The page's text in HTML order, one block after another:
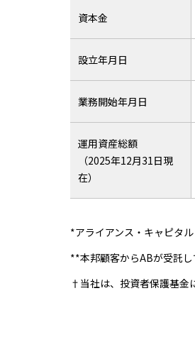
資本金
設立年月日
業務開始年月日
運用資産総額
（2025年12月31日現
在）
*アライアンス・キャピタ
**本邦顧客からABが受託し
†当社は、投資者保護基金